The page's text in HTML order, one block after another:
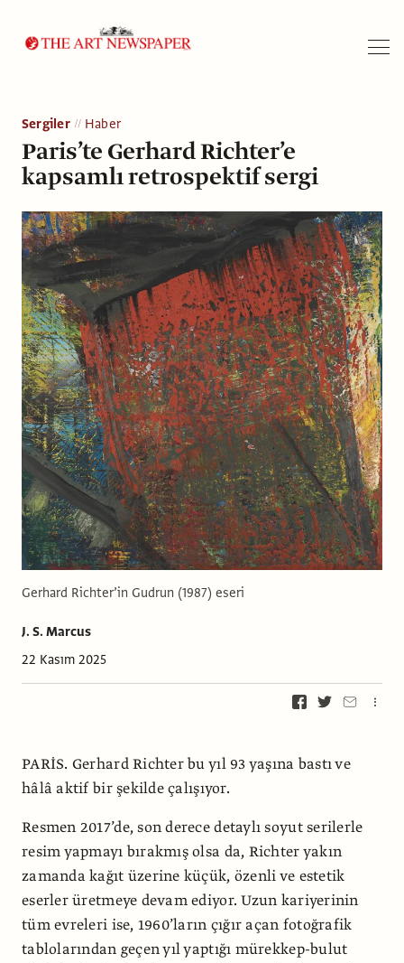
Sergiler Haber
Paris’te Gerhard Richter’e
kapsamlı retrospektif sergi
J. S. Marcus
22 Kasım 2025
Gerhard Richter’in Gudrun (1987) eseri
PARİS. Gerhard Richter bu yıl 93 yaşına bastı ve
hâlâ aktif bir şekilde çalışıyor.
Resmen 2017’de, son derece detaylı soyut serilerle
resim yapmayı bırakmış olsa da, Richter yakın
zamanda kağıt üzerine küçük, özenli ve estetik
eserler üretmeye devam ediyor. Uzun kariyerinin
tüm evreleri ise, 1960’ların çığır açan fotoğrafik
tablolarından geçen yıl yaptığı mürekkep-bulut